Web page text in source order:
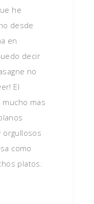
he
desde
en
decir
no
El
mas
orgullosos
como
platos.